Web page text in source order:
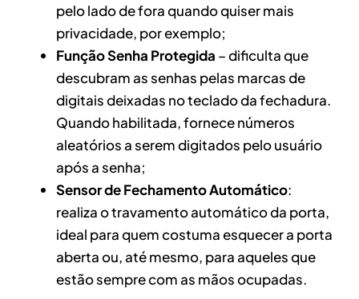
pelo lado de fora quando quiser mais
privacidade, por exemplo;
Função Senha Protegida – dificulta que
descubram as senhas pelas marcas de
digitais deixadas no teclado da fechadura.
Quando habilitada, fornece números
aleatórios a serem digitados pelo usuário
após a senha;
Sensor de Fechamento Automático:
realiza o travamento automático da porta,
ideal para quem costuma esquecer a porta
aberta ou, até mesmo, para aqueles que
estão sempre com as mãos ocupadas.